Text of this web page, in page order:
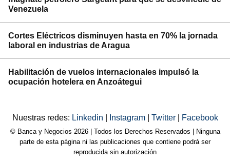
Venezuela
Cortes Eléctricos disminuyen hasta en 70% la jornada
laboral en industrias de Aragua
Habilitación de vuelos internacionales impulsó la
ocupación hotelera en Anzoátegui
Nuestras redes: Linkedin Instagram Twitter Facebook
© Banca y Negocios 2026 | Todos los Derechos Reservados | Ninguna
parte de esta página ni las publicaciones que contiene podrá ser
reproducida sin autorización